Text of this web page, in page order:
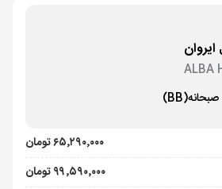
ایروان
ALBA
صبحانه(BB)
۶۵٬۲۹۰٬۰۰۰ تومان
۹۹٬۵۹۰٬۰۰۰ تومان